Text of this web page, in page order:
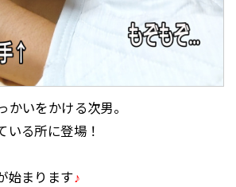
かいをかける次男。
いる所に登場！
始まります♪